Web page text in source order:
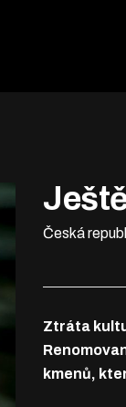
Česká
Ztráta
kmenů,